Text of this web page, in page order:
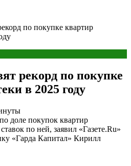
по покупке квартир
рекорд по покупке
в 2025 году
доле покупок квартир
по ней, заявил «Газете.Ru»
«Гарда Капитал» Кирилл